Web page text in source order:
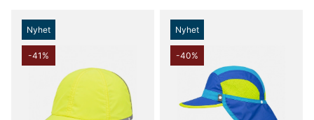
Nyhet
-41%
Nyhet
-40%